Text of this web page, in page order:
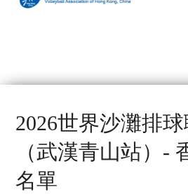
2026世界沙灘排
（武漢青山站）-
名單